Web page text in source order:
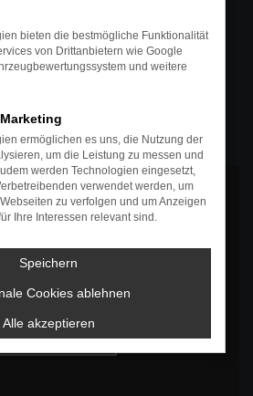
Telefon
+49 4295 557
07:30 bis 18:00 Uhr
bis 17:30 Uhr
vonwww.google.comzu laden. Dabei
weitergegeben werden. Wenn Sie damit
Bestätigen
bieten die bestmögliche Funktionalität
von Drittanbietern wie Google
und weitere
ermöglichen es uns, die Nutzung der
um die Leistung zu messen und
werden Technologien eingesetzt,
verwendet werden, um
zu verfolgen und um Anzeigen
Ihre Interessen relevant sind.
Speichern
Cookies ablehnen
Alle akzeptieren